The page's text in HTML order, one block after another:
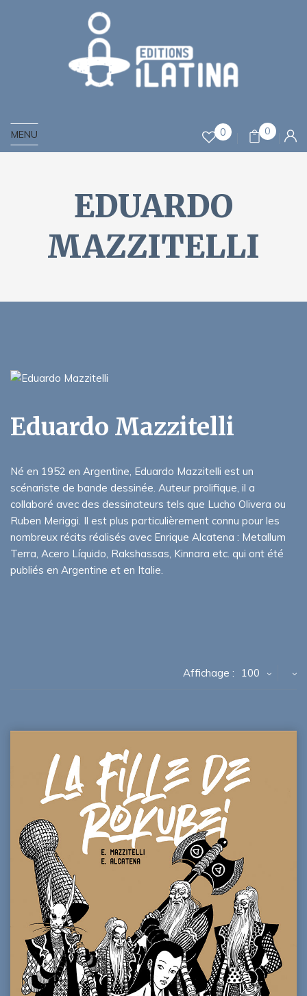
MENU 0 0
EDUARDO
MAZZITELLI
Eduardo Mazzitelli
Né en 1952 en Argentine, Eduardo Mazzitelli est un
scénariste de bande dessinée. Auteur prolifique, il a
collaboré avec des dessinateurs tels que Lucho Olivera ou
Ruben Meriggi. Il est plus particulièrement connu pour les
nombreux récits réalisés avec Enrique Alcatena : Metallum
Terra, Acero Líquido, Rakshassas, Kinnara etc. qui ont été
publiés en Argentine et en Italie.
Affichage : 100